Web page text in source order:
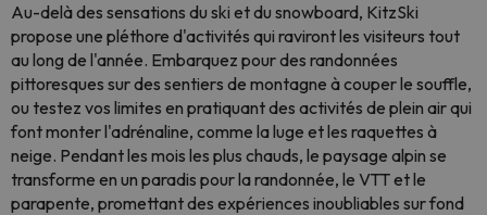
Au-delà des sensations du ski et du snowboard, KitzSki
propose une pléthore d'activités qui raviront les visiteurs tout
au long de l'année. Embarquez pour des randonnées
pittoresques sur des sentiers de montagne à couper le souffle,
ou testez vos limites en pratiquant des activités de plein air qui
font monter l'adrénaline, comme la luge et les raquettes à
neige. Pendant les mois les plus chauds, le paysage alpin se
transforme en un paradis pour la randonnée, le VTT et le
parapente, promettant des expériences inoubliables sur fond